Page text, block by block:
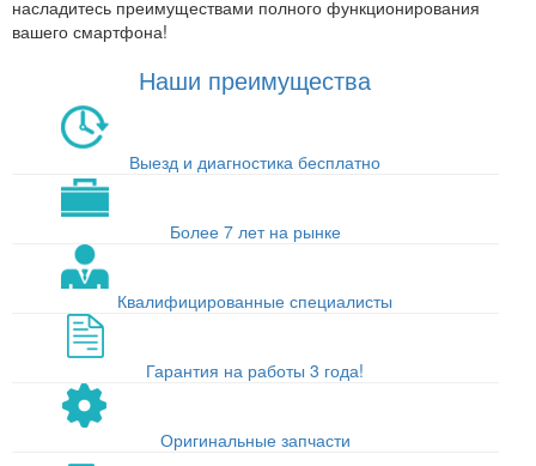
насладитесь преимуществами полного функционирования
вашего смартфона!
Наши преимущества
Выезд и диагностика бесплатно
Более 7 лет на рынке
Квалифицированные специалисты
Гарантия на работы 3 года!
Оригинальные запчасти